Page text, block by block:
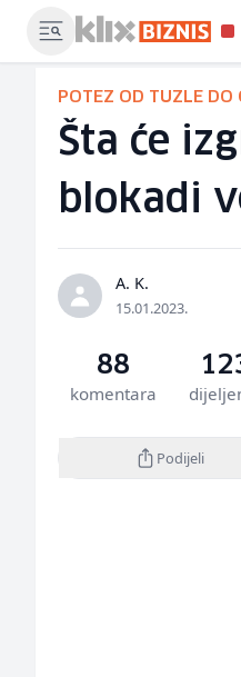
POTEZ OD TUZLE DO
Šta će
blokadi
A. K.
15.01.2023.
88
komentara
Podijeli